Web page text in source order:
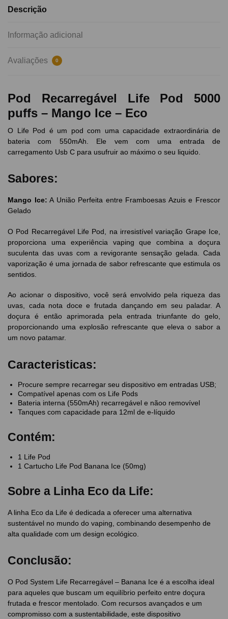
Descrição
Informação adicional
Avaliações 0
Pod Recarregável Life Pod 5000
puffs – Mango Ice – Eco
O Life Pod é um pod com uma capacidade extraordinária de
bateria com 550mAh. Ele vem com uma entrada de
carregamento Usb C para usufruir ao máximo o seu liquido.
Sabores:
Mango Ice: A União Perfeita entre Framboesas Azuis e Frescor
Gelado
O Pod Recarregável Life Pod, na irresistível variação Grape Ice,
proporciona uma experiência vaping que combina a doçura
suculenta das uvas com a revigorante sensação gelada. Cada
vaporização é uma jornada de sabor refrescante que estimula os
sentidos.
Ao acionar o dispositivo, você será envolvido pela riqueza das
uvas, cada nota doce e frutada dançando em seu paladar. A
doçura é então aprimorada pela entrada triunfante do gelo,
proporcionando uma explosão refrescante que eleva o sabor a
um novo patamar.
Caracteristicas:
Procure sempre recarregar seu dispositivo em entradas USB;
Compatível apenas com os Life Pods
Bateria interna (550mAh) recarregável e nãoo removível
Tanques com capacidade para 12ml de e-líquido
Contém:
1 Life Pod
1 Cartucho Life Pod Banana Ice (50mg)
Sobre a Linha Eco da Life:
A linha Eco da Life é dedicada a oferecer uma alternativa
sustentável no mundo do vaping, combinando desempenho de
alta qualidade com um design ecológico.
Conclusão:
O Pod System Life Recarregável – Banana Ice é a escolha ideal
para aqueles que buscam um equilíbrio perfeito entre doçura
frutada e frescor mentolado. Com recursos avançados e um
compromisso com a sustentabilidade, este dispositivo